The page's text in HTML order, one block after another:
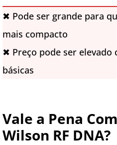
✖ Pode ser grande para
mais compacto
✖ Preço pode ser elevado
básicas
Vale a Pena
Wilson RF DNA?